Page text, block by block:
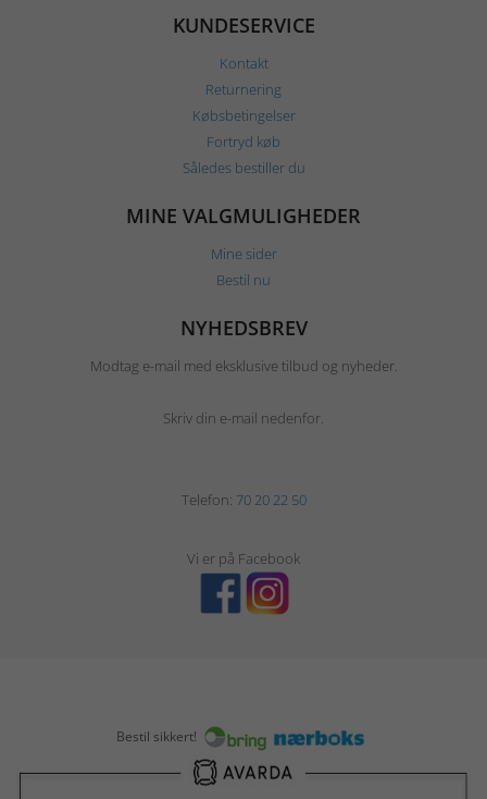
KUNDESERVICE
Kontakt
Returnering
Købsbetingelser
Fortryd køb
Således bestiller du
MINE VALGMULIGHEDER
Mine sider
Bestil nu
NYHEDSBREV
Modtag e-mail med eksklusive tilbud og nyheder.
Skriv din e-mail nedenfor.
Telefon: 70 20 22 50
Vi er på Facebook
Bestil sikkert!